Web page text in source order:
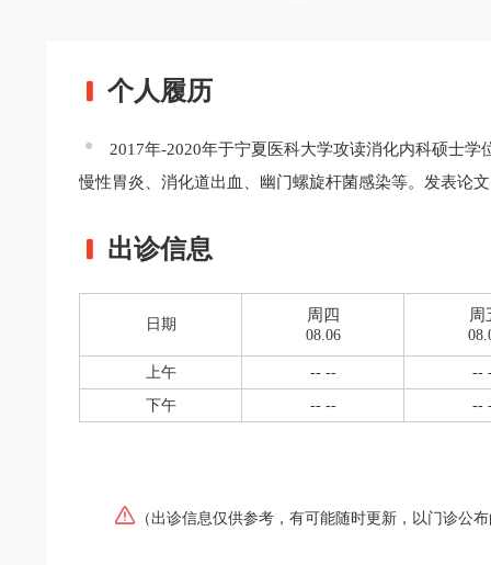
个人履历
2017年-2020年于宁夏医科大学攻读消化内科硕士
慢性胃炎、消化道出血、幽门螺旋杆菌感染等。发表论
出诊信息
日期
周四
08.06
周
上午 -- --
--
下午
-- -- --
（出诊信息仅供参考，有可能随时更新，以门诊公